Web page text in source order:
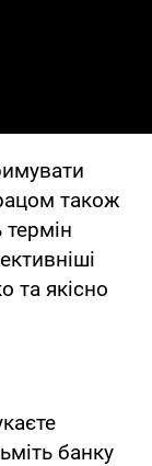
також
та якісно
банку